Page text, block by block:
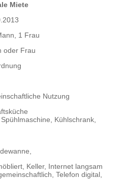
Miete
1 Frau
oder Frau
Nutzung
Kühlschrank,
Keller, Internet langsam
Telefon digital,